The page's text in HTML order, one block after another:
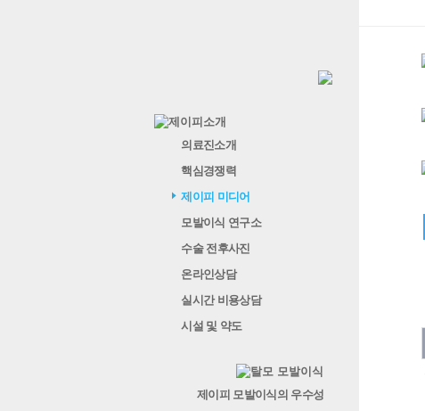
의료진소개
핵심경쟁력
제이피 미디어
모발이식 연구소
수술 전후사진
온라인상담
실시간 비용상담
시설 및 약도
제이피 모발이식의 우수성